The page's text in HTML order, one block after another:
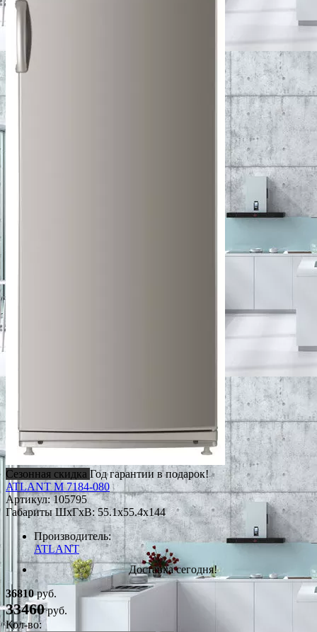
Сезонная скидка Год гарантии в подарок!
ATLANT M 7184-080
Артикул:105795
Габариты ШxГxВ: 55.1x55.4x144
Производитель:
ATLANT
Доставка сегодня!
36810руб.
33460руб.
Кол-во: